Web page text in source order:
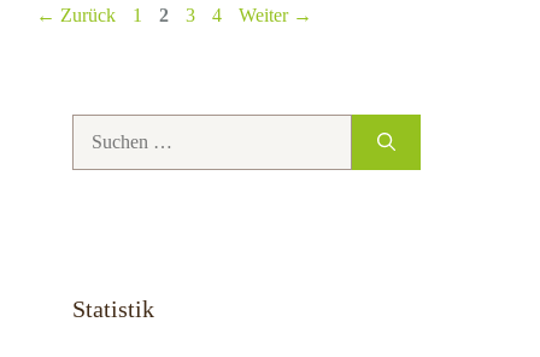
← Zurück Seite
1 Seite
2 Seite
3 Seite
4 Weiter →
Statistik